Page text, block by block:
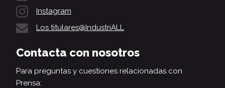
Instagram
Los titulares@IndustriALL
Contacta con nosotros
Para preguntas y cuestiones relacionadas con
Prensa: